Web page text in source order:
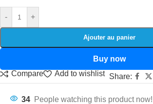
- +
Ajouter au panier
Buy now
Compare
Add to wishlist Share:
34 People watching this product now!